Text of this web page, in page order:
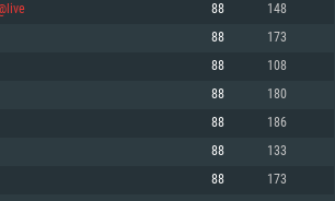
GHz
DirectX 11: AMD Radeon 77XX / NVIDIA
minimale supportée par le jeu est de 720p
à haut débit
minimal)
plus récent
2.2GHz (Les processeurs Intel Xeon ne sont
Pro 5200 (Mac), ou analogue AMD/Nvidia. La
par le jeu est de 720p.
à haut débit
minimal)
64 bits les plus modernes
GHz
avec les derniers drivers (moins de 6 mois) /
minimale supportée par le jeu est de
à haut débit
minimal)
88 148
88 173
88 108
88 180
88 186
88 133
88 173